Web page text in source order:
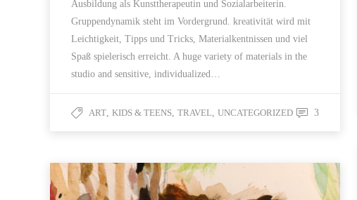
Ausbildung als Kunsttherapeutin und Sozialarbeiterin.
Gruppendynamik steht im Vordergrund. kreativität wird mit
Leichtigkeit, Tipps und Tricks, Materialkentnissen und viel
Spaß spielerisch erreicht. A huge variety of materials in the
studio and sensitive, individualized…
ART, KIDS & TEENS, TRAVEL, UNCATEGORIZED 3